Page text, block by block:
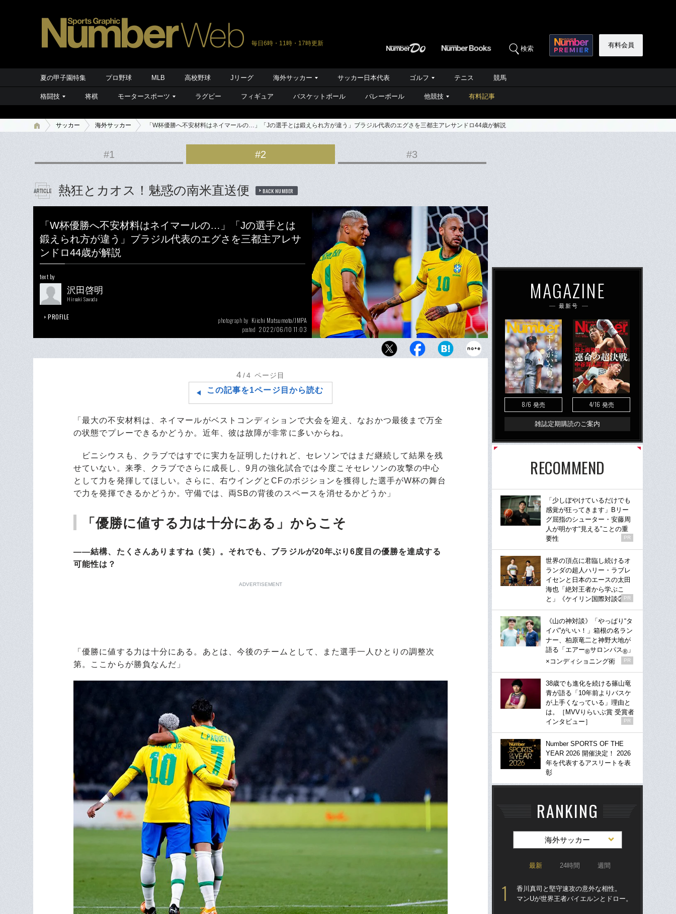
毎日6時・11時・17時更新
検索 有料会員
夏の甲子園特集 プロ野球 MLB 高校野球 Jリーグ 海外サッカー サッカー日本代表 ゴルフ テニス 競馬
格闘技 将棋 モータースポーツ ラグビー フィギュア バスケットボール バレーボール 他競技 有料記事
サッカー 海外サッカー 「W杯優勝へ不安材料はネイマールの…」「Jの選手とは鍛えられ方が違う」ブラジル代表のエグさを三都主アレサンドロ44歳が解説
#1 #2 #3
熱狂とカオス！魅惑の南米直送便 BACK NUMBER
「W杯優勝へ不安材料はネイマールの…」「Jの選手とは
鍛えられ方が違う」ブラジル代表のエグさを三都主アレサ
ンドロ44歳が解説
text by
沢田啓明
Hiroaki Sawada
PROFILE photograph by Kiichi Matsumoto/JMPA
posted 2022/06/10 11:03
1-0で日本に勝利したブラジル。三都主アレサンドロの目
4 /4 ページ目
この記事を1ページ目から読む
「最大の不安材料は、ネイマールがベストコンディションで大会を迎え、なおかつ最後まで万全
の状態でプレーできるかどうか。近年、彼は故障が非常に多いからね。
ビニシウスも、クラブではすでに実力を証明したけれど、セレソンではまだ継続して結果を残
せていない。来季、クラブでさらに成長し、9月の強化試合では今度こそセレソンの攻撃の中心
として力を発揮してほしい。さらに、右ウイングとCFのポジションを獲得した選手がW杯の舞台
で力を発揮できるかどうか。守備では、両SBの背後のスペースを消せるかどうか」
「優勝に値する力は十分にある」からこそ
――結構、たくさんありますね（笑）。それでも、ブラジルが20年ぶり6度目の優勝を達成する
可能性は？
ADVERTISEMENT
「優勝に値する力は十分にある。あとは、今後のチームとして、また選手一人ひとりの調整次
第。ここからが勝負なんだ」
MAGAZINE
最新号
8/6 発売 4/16 発売
雑誌定期購読のご案内
RECOMMEND
「少しぼやけているだけでも
感覚が狂ってきます」Bリー
グ屈指のシューター・安藤周
人が明かす“見える”ことの重
要性
PR
世界の頂点に君臨し続けるオ
ランダの超人ハリー・ラブレ
イセンと日本のエースの太田
海也「絶対王者から学ぶこ
と」《ケイリン国際対談②》
PR
《山の神対談》「やっぱり“タ
イパ”がいい！」箱根の名ラン
ナー、柏原竜二と神野大地が
語る「エアー®サロンパス® 」
×コンディショニング術
PR
38歳でも進化を続ける篠山竜
青が語る「10年前よりバスケ
が上手くなっている」理由と
は。［MVVりらいぶ賞 受賞者
インタビュー］
PR
Number SPORTS OF THE
YEAR 2026 開催決定！ 2026
年を代表するアスリートを表
彰
RANKING
海外サッカー
最新 24時間 週間
香川真司と堅守速攻の意外な相性。
マンUが世界王者バイエルンとドロー。